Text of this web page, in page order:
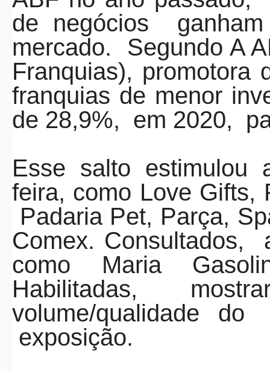
de negócios
mercado.
Segundo A
Franquias), promotora
franquias de menor
de 28,9%, em 2020,
Esse salto estimulou
feira, como Love Gifts,
Padaria Pet, Parça,
Comex. Consultados,
como Maria
Habilitadas,
volume/qualidade do
exposição.